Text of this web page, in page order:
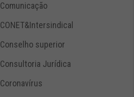
Comunicação
CONET&Intersindical
Conselho superior
Consultoria Jurídica
Coronavírus